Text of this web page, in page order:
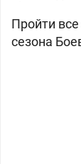
Пройти
сезона